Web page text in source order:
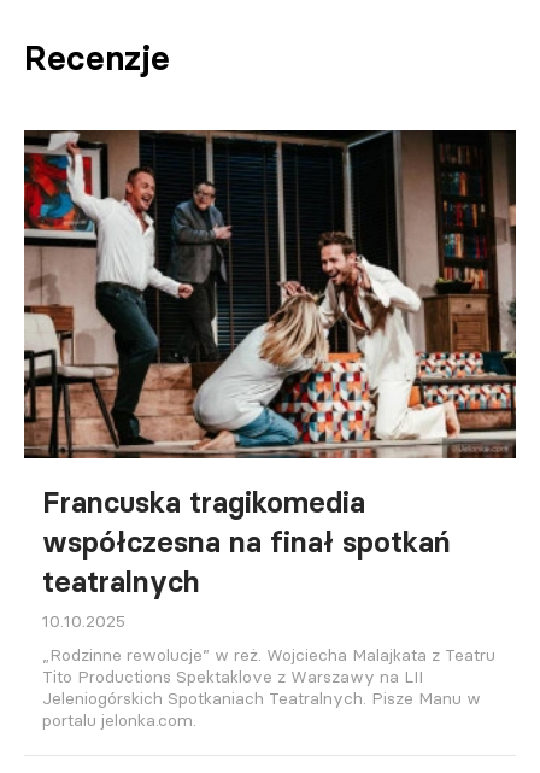
Recenzje
Francuska tragikomedia
współczesna na finał spotkań
teatralnych
10.10.2025
„Rodzinne rewolucje” w reż. Wojciecha Malajkata z Teatru
Tito Productions Spektaklove z Warszawy na LII
Jeleniogórskich Spotkaniach Teatralnych. Pisze Manu w
portalu jelonka.com.